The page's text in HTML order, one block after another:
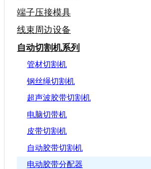
端子压接模具
线束周边设备
自动切割机系列
管材切割机
钢丝绳切割机
超声波胶带切割机
电脑切带机
皮带切割机
自动胶带切割机
电动胶带分配器